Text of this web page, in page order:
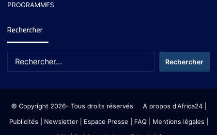
PROGRAMMES
Rechercher
© Copyright 2026- Tous droits réservés A propos d'Africa24|
Publicités
Newsletter| Espace Presse | FAQ | Mentions légales